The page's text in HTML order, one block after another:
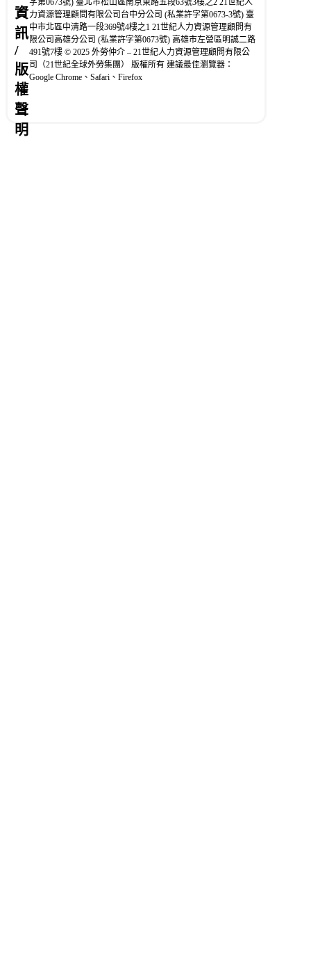
資
訊
/
版
權
聲
明
字第0673號) 臺北市松山區南京東路五段63號3樓之2 21世紀人
力資源管理顧問有限公司台中分公司 (私業許字第0673-3號) 臺
中市北區中清路一段369號4樓之1 21世紀人力資源管理顧問有
限公司高雄分公司 (私業許字第0673號) 高雄市左營區明誠二路
491號7樓 © 2025 外勞仲介 – 21世紀人力資源管理顧問有限公
司（21世紀全球外勞集團） 版權所有 建議最佳瀏覽器：
Google Chrome、Safari、Firefox